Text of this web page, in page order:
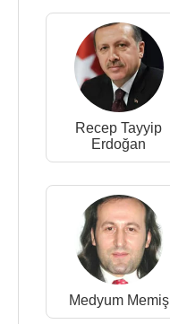
Recep Tayyip
Erdoğan
Medyum Memiş